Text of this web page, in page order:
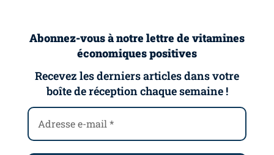
Abonnez-vous à notre lettre de vitamines
économiques positives
Recevez les derniers articles dans votre
boîte de réception chaque semaine !